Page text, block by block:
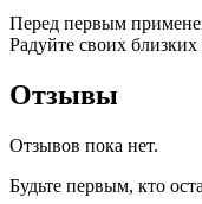
Перед первым
Радуйте своих
Отзывы
Отзывов пока нет.
Будьте первым, кто